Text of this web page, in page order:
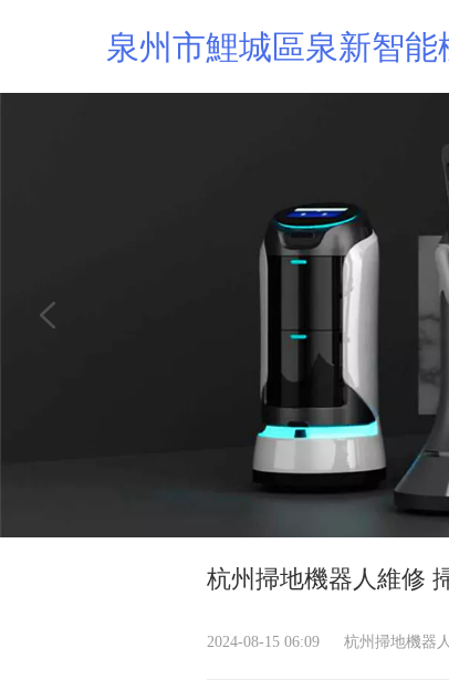
泉州市鯉城區泉新智
杭州掃地機器人維修
2024-08-15 06:09 杭州掃地機器